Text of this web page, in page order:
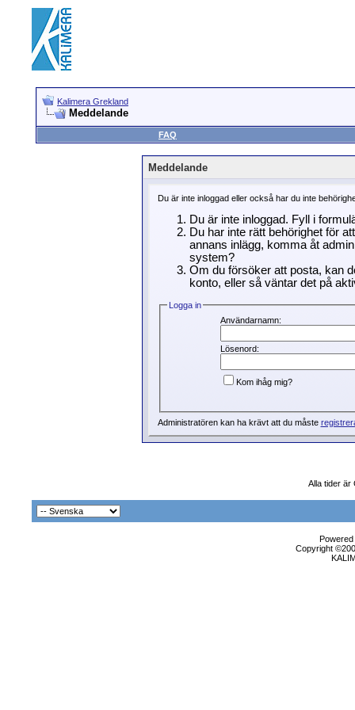
Kalimera Grekland
Meddelande
FAQ
Meddelande
Du är inte inloggad eller också har du inte
Du är inte inloggad. Fyll i
Du har inte rätt behörighet för
annans inlägg, komma åt
system?
Om du försöker att posta, kan
konto, eller så väntar det på
Logga in
Användarnamn:
Lösenord:
Kom ihåg mig?
Administratören kan ha krävt att du måste
Alla tider är
Copyright